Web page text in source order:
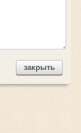
закрыть